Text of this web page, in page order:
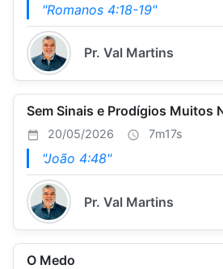
"Romanos 4:18-19"
Pr. Val Martins
Sem Sinais e Prodígios Muitos
20/05/2026 7m17s
"João 4:48"
Pr. Val Martins
O Medo